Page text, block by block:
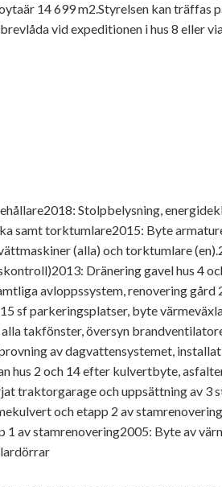
14 699 m2.Styrelsen kan träffas
vid expeditionen i hus 8 eller
Stolpbelysning,
samt torktumlare2015: Byte
(alla) och torktumlare
Dränering gavel hus 4
avloppssystem, renovering gård
sf parkeringsplatser, byte
takfönster, översyn
av dagvattensystemet,
2 och 14 efter kulvertbyte,
traktorgarage och uppsättning av 3
och etapp 2 av
av stamrenovering2005: Byte av